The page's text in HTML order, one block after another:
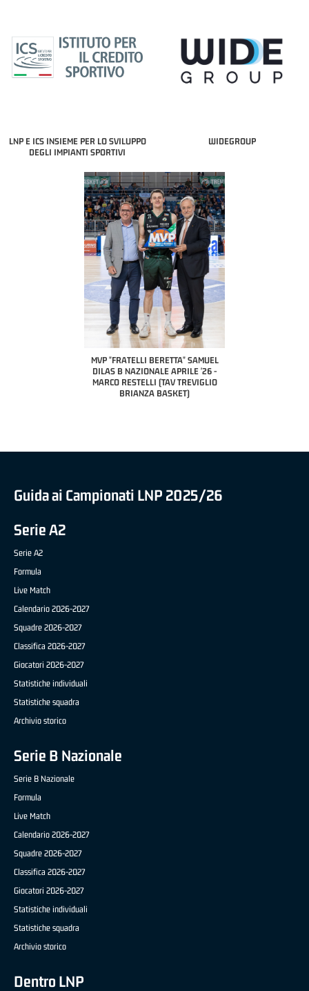
LNP E ICS INSIEME PER LO SVILUPPO
DEGLI IMPIANTI SPORTIVI
WIDEGROUP
MVP "FRATELLI BERETTA" SAMUEL
DILAS B NAZIONALE APRILE '26 -
MARCO RESTELLI (TAV TREVIGLIO
BRIANZA BASKET)
Guida ai Campionati LNP 2025/26
Serie A2
Serie A2
Formula
Live Match
Calendario 2026-2027
Squadre 2026-2027
Classifica 2026-2027
Giocatori 2026-2027
Statistiche individuali
Statistiche squadra
Archivio storico
Serie B Nazionale
Serie B Nazionale
Formula
Live Match
Calendario 2026-2027
Squadre 2026-2027
Classifica 2026-2027
Giocatori 2026-2027
Statistiche individuali
Statistiche squadra
Archivio storico
Dentro LNP